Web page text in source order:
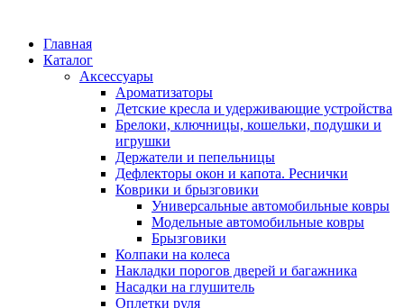
Главная
Каталог
Аксессуары
Ароматизаторы
Детские кресла и удерживающие устройства
Брелоки, ключницы, кошельки, подушки и
игрушки
Держатели и пепельницы
Дефлекторы окон и капота. Реснички
Коврики и брызговики
Универсальные автомобильные ковры
Модельные автомобильные ковры
Брызговики
Колпаки на колеса
Накладки порогов дверей и багажника
Насадки на глушитель
Оплетки руля